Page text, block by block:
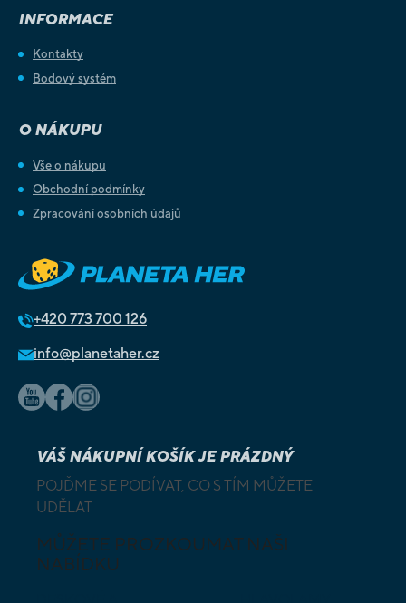
INFORMACE
Kontakty
Bodový systém
O NÁKUPU
Vše o nákupu
Obchodní podmínky
Zpracování osobních údajů
+420 773 700 126
info@planetaher.cz
VÁŠ NÁKUPNÍ KOŠÍK JE PRÁZDNÝ
POJĎME SE PODÍVAT, CO S TÍM MŮŽETE
UDĚLAT
MŮŽETE PROZKOUMAT NAŠI
NABÍDKU